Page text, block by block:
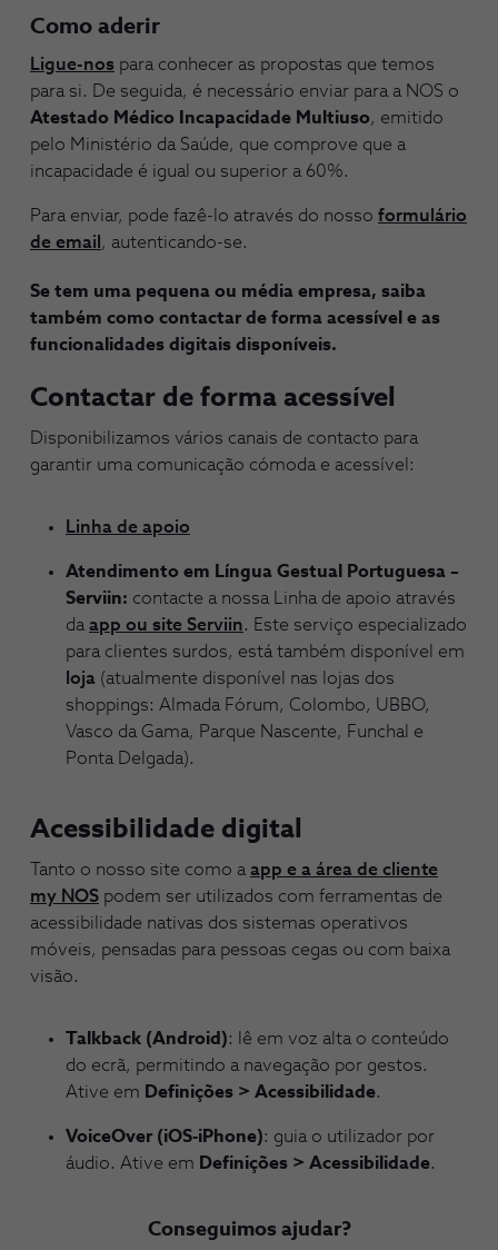
Como aderir
Ligue-nos para conhecer as propostas que temos
para si. De seguida, é necessário enviar para a NOS o
Atestado Médico Incapacidade Multiuso, emitido
pelo Ministério da Saúde, que comprove que a
incapacidade é igual ou superior a 60%.
Para enviar, pode fazê-lo através do nosso formulário
de email , autenticando-se.
Se tem uma pequena ou média empresa, saiba
também como contactar de forma acessível e as
funcionalidades digitais disponíveis.
Contactar de forma acessível
Disponibilizamos vários canais de contacto para
garantir uma comunicação cómoda e acessível:
Linha de apoio
Atendimento em Língua Gestual Portuguesa –
Serviin: contacte a nossa Linha de apoio através
da app ou site Serviin. Este serviço especializado
para clientes surdos, está também disponível em
loja (atualmente disponível nas lojas dos
shoppings: Almada Fórum, Colombo, UBBO,
Vasco da Gama, Parque Nascente, Funchal e
Ponta Delgada).
Acessibilidade digital
Tanto o nosso site como a app e a área de cliente
my NOS podem ser utilizados com ferramentas de
acessibilidade nativas dos sistemas operativos
móveis, pensadas para pessoas cegas ou com baixa
visão.
Talkback (Android): lê em voz alta o conteúdo
do ecrã, permitindo a navegação por gestos.
Ative em Definições > Acessibilidade.
VoiceOver (iOS-iPhone): guia o utilizador por
áudio. Ative em Definições > Acessibilidade.
Conseguimos ajudar?